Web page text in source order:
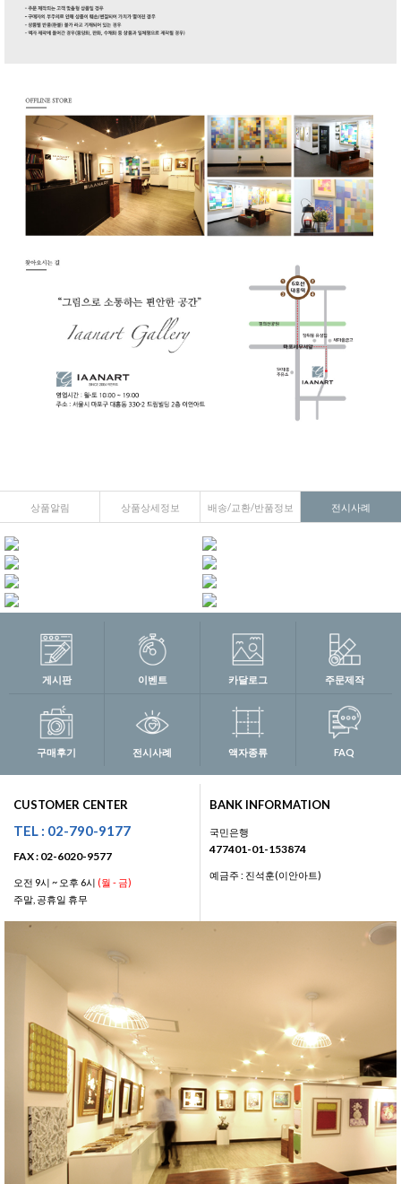
상품알림 상품상세정보 배송/교환/반품정보 전시사례
게시판 이벤트 카달로그 주문제작
구매후기 전시사례 액자종류 FAQ
CUSTOMER CENTER
TEL : 02-790-9177
FAX : 02-6020-9577
오전 9시 ~ 오후 6시 (월 - 금)
주말, 공휴일 휴무
BANK INFORMATION
국민은행
477401-01-153874
예금주 : 진석훈(이안아트)